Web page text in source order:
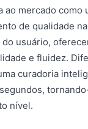
ao mercado
de qualidade
usuário,
e fluidez.
curadoria
nível.